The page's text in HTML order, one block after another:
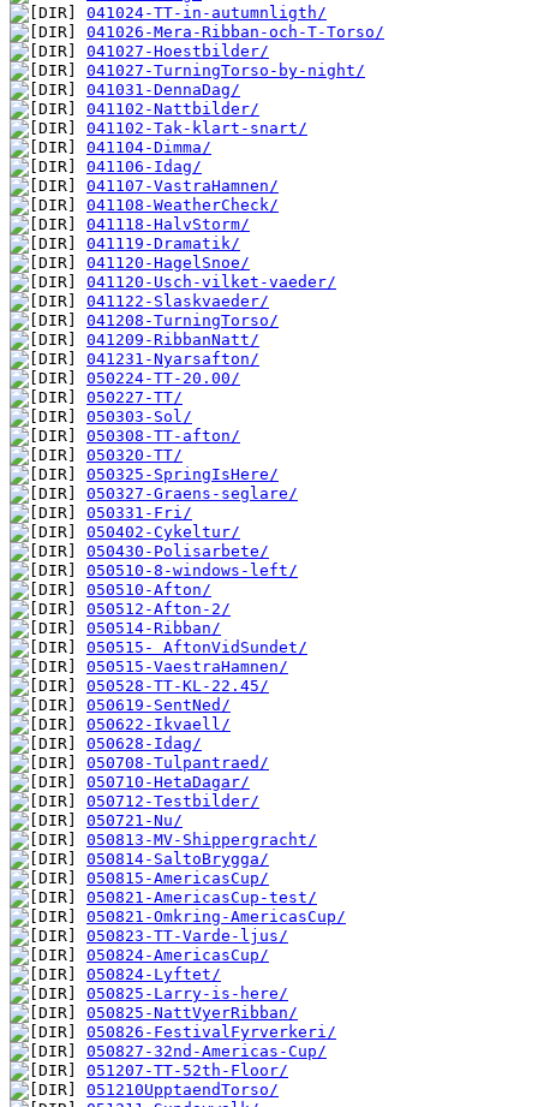
041024-TT-in-autumnligth/
041026-Mera-Ribban-och-T-Torso/
041027-Hoestbilder/
041027-TurningTorso-by-night/
041031-DennaDag/
041102-Nattbilder/
041102-Tak-klart-snart/
041104-Dimma/
041106-Idag/
041107-VastraHamnen/
041108-WeatherCheck/
041118-HalvStorm/
041119-Dramatik/
041120-HagelSnoe/
041120-Usch-vilket-vaeder/
041122-Slaskvaeder/
041208-TurningTorso/
041209-RibbanNatt/
041231-Nyarsafton/
050224-TT-20.00/
050227-TT/
050303-Sol/
050308-TT-afton/
050320-TT/
050325-SpringIsHere/
050327-Graens-seglare/
050331-Fri/
050402-Cykeltur/
050430-Polisarbete/
050510-8-windows-left/
050510-Afton/
050512-Afton-2/
050514-Ribban/
050515- AftonVidSundet/
050515-VaestraHamnen/
050528-TT-KL-22.45/
050619-SentNed/
050622-Ikvaell/
050628-Idag/
050708-Tulpantraed/
050710-HetaDagar/
050712-Testbilder/
050721-Nu/
050813-MV-Shippergracht/
050814-SaltoBrygga/
050815-AmericasCup/
050821-AmericasCup-test/
050821-Omkring-AmericasCup/
050823-TT-Varde-ljus/
050824-AmericasCup/
050824-Lyftet/
050825-Larry-is-here/
050825-NattVyerRibban/
050826-FestivalFyrverkeri/
050827-32nd-Americas-Cup/
051207-TT-52th-Floor/
051210UpptaendTorso/